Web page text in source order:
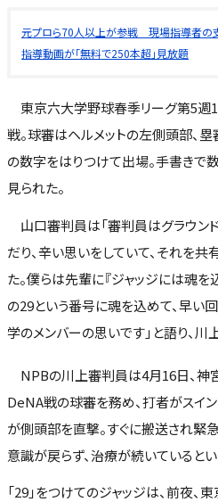
元プロら70人以上が参戦 現場指導者
指導動画が「無料で250本超」見放題
東京六大学野球春季リーグ第5週
戦。球審はヘルメットの左側頭部、塁
の数字をはりつけて出場。手書きで
見られた。
山口審判員は「審判員はグラウン
だり、辛い思いをしていて、それを
た。僕らは先輩に『ジャッジには魂を
の29という番号に魂を込めて、早い
学のメンバーの思いです」と語り、川
NPBの川上審判員は4月16日、神
DeNA戦の球審を務め、打者がスイ
が側頭部を直撃。すぐに搬送され緊
意識が戻らず、治療が続いているとい
「29」をつけてのジャッジは、前夜